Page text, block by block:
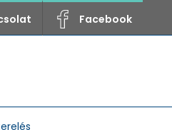
Facebook